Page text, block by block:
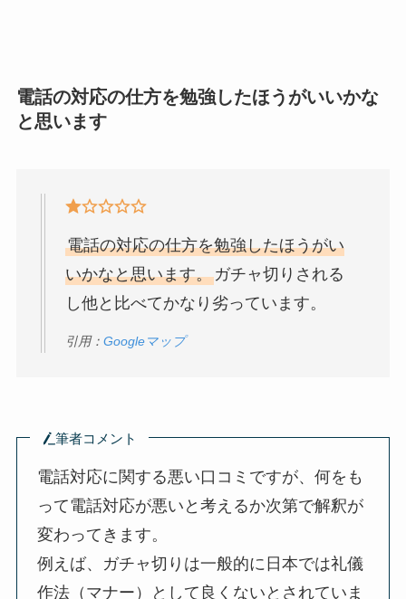
電話の対応の仕方を勉強したほうがいいかな
と思います
電話の対応の仕方を勉強したほうがい
いかなと思います。ガチャ切りされる
し他と比べてかなり劣っています。
引用： Googleマップ
筆者コメント
電話対応に関する悪い口コミですが、何をも
って電話対応が悪いと考えるか次第で解釈が
変わってきます。
例えば、ガチャ切りは一般的に日本では礼儀
作法（マナー）として良くないとされていま